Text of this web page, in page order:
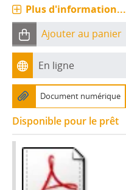
Plus d'information...
Ajouter au panier
En ligne
Document numérique
Disponible pour le prêt